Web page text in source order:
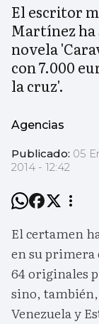
El escritor
Martínez ha
novela
con 7.000
la cruz'.
Agencias
Publicado: 05
2014 - 12:42
El certamen
en su primera
64 originales
sino,
Venezuela y